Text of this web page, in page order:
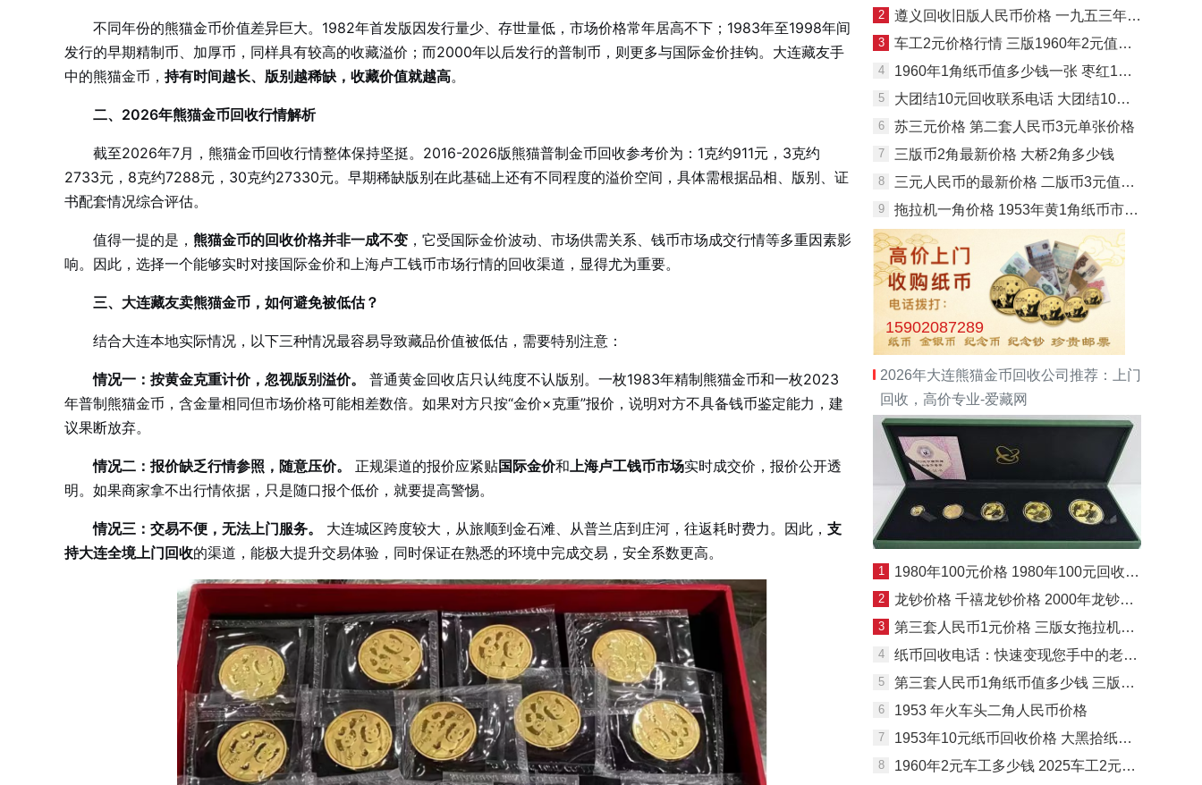
不同年份的熊猫金币价值差异巨大。1982年首发版因发行量少、存世量低，市场价格常年居高不下；1983年至1998年间
发行的早期精制币、加厚币，同样具有较高的收藏溢价；而2000年以后发行的普制币，则更多与国际金价挂钩。大连藏友手
中的熊猫金币， 持有时间越长、版别越稀缺，收藏价值就越高。
二、2026年熊猫金币回收行情解析
截至2026年7月，熊猫金币回收行情整体保持坚挺。2016-2026版熊猫普制金币回收参考价为：1克约911元，3克约
2733元，8克约7288元，30克约27330元。早期稀缺版别在此基础上还有不同程度的溢价空间，具体需根据品相、版别、证
书配套情况综合评估。
值得一提的是， 熊猫金币的回收价格并非一成不变 ，它受国际金价波动、市场供需关系、钱币市场成交行情等多重因素影
响。因此，选择一个能够实时对接国际金价和上海卢工钱币市场行情的回收渠道，显得尤为重要。
三、大连藏友卖熊猫金币，如何避免被低估？
结合大连本地实际情况，以下三种情况最容易导致藏品价值被低估，需要特别注意：
情况一：按黄金克重计价，忽视版别溢价。
普通黄金回收店只认纯度不认版别。一枚1983年精制熊猫金币和一枚2023
年普制熊猫金币，含金量相同但市场价格可能相差数倍。如果对方只按“金价×克重”报价，说明对方不具备钱币鉴定能力，建
议果断放弃。
情况二：报价缺乏行情参照，随意压价。 正规渠道的报价应紧贴国际金价和上海卢工钱币市场实时成交价，报价公开透
明。如果商家拿不出行情依据，只是随口报个低价，就要提高警惕。
情况三：交易不便，无法上门服务。 大连城区跨度较大，从旅顺到金石滩、从普兰店到庄河，往返耗时费力。因此， 支
持大连全境上门回收的渠道，能极大提升交易体验，同时保证在熟悉的环境中完成交易，安全系数更高。
2 遵义回收旧版人民币价格 一九五三年纸币回收价格
3 车工2元价格行情 三版1960年2元值多少钱
4 1960年1角纸币值多少钱一张 枣红1角最新价格行情
5 大团结10元回收联系电话 大团结10元回收价格表
6 苏三元价格 第二套人民币3元单张价格
7 三版币2角最新价格 大桥2角多少钱
8 三元人民币的最新价格 二版币3元值多少钱
9 拖拉机一角价格 1953年黄1角纸币市场价格
15902087289
2026年大连熊猫金币回收公司推荐：上门
回收，高价专业-爱藏网
1 1980年100元价格 1980年100元回收价值
2 龙钞价格 千禧龙钞价格 2000年龙钞价格
3 第三套人民币1元价格 三版女拖拉机1元价格
4 纸币回收电话：快速变现您手中的老纸币
5 第三套人民币1角纸币值多少钱 三版一角回收价格
6 1953 年火车头二角人民币价格
7 1953年10元纸币回收价格 大黑拾纸币市场价格
8 1960年2元车工多少钱 2025车工2元最新价格